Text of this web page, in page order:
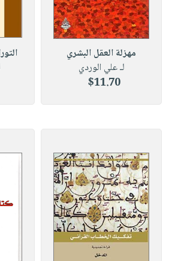
مهزلة العقل البشري
لـ علي الوردي
$11.70